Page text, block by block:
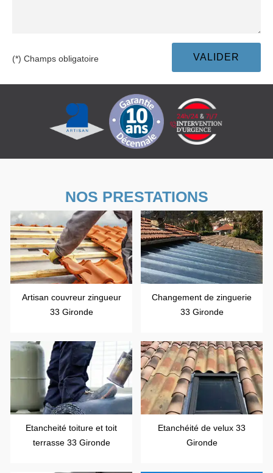
(*) Champs obligatoire
NOS PRESTATIONS
Artisan couvreur zingueur
33 Gironde
Changement de zinguerie
33 Gironde
Etancheité toiture et toit
terrasse 33 Gironde
Etanchéité de velux 33
Gironde